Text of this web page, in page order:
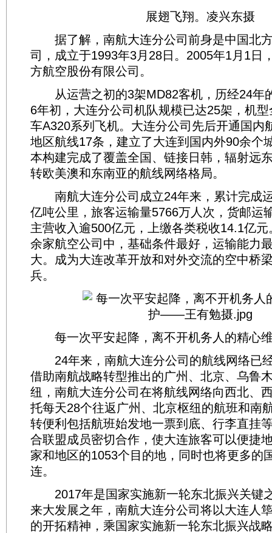
展翅飞翔。凌兴东摄
据了解，南航大连分公司前身是中国北
司，成立于1993年3月28日。2005年1月1日
方航空股份有限公司。
从运营之初的3架MD82客机，历经24年
6年初，大连分公司机队规模已达25架，机
车A320系列飞机。大连分公司先后开通国内
地区航线17条，建立了大连到国内外90余个
本构建完成了覆盖全国、链接日韩，辐射远
转欧美澳和东南亚的航线网络格局。
南航大连分公司成立24年来，累计完成
亿吨公里，旅客运输量5766万人次，货邮运
主营收入逾500亿元，上缴各类税收14.1亿
余家航空公司中，基础条件最好，运输能力
大。成为大连改革开放和对外交流的空中桥
兵。
每一次平安起降，离不开机务人的精心
24年来，南航大连分公司的航线网络已
借助南航战略转型推出的广州、北京、乌鲁
纽，南航大连分公司在将航线网络向西北、
托每天28个往返广州、北京枢纽的航班和南
转便利包括航班始发地一票到底、行李直挂
合联盟成员密切合作，使大连旅客可以便捷
家和地区的1053个目的地，同时也将更多的
连。
2017年是国家实施新一轮东北振兴关键
来大发展之年，南航大连分公司将以大连人
的开拓精神，乘国家实施新一轮东北振兴战